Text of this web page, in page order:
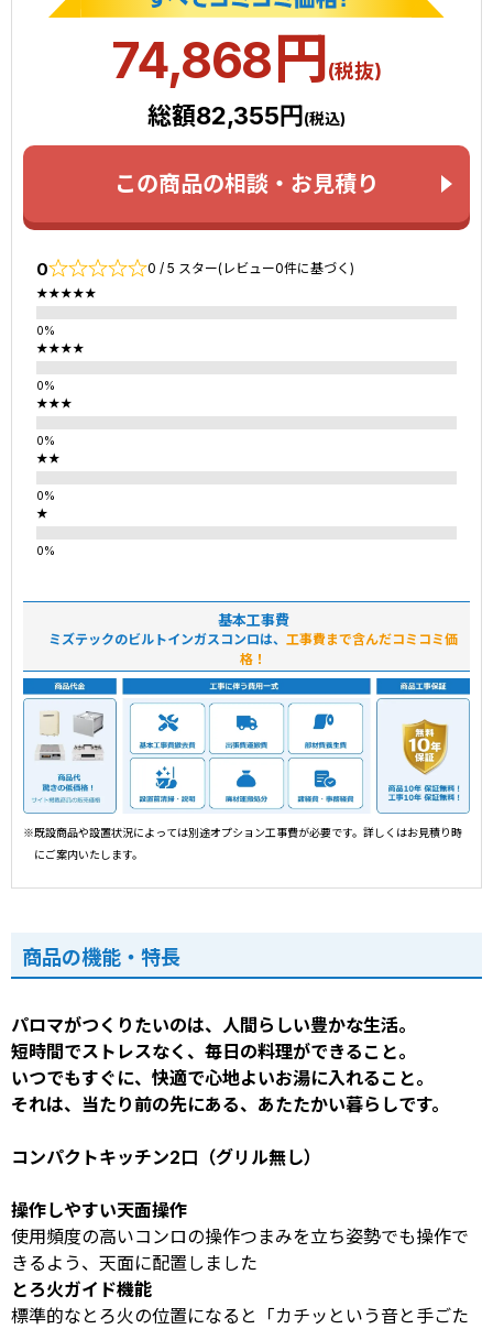
74,868 円(税抜)
総額82,355円 (税込)
この商品の相談・お見積り
0 0 / 5 スター(レビュー0件に基づく)
★★★★★
★★★★
★★★
★★
★
基本工事費
ミズテックのビルトインガスコンロは、 工事費まで含んだコミコミ価
格！
※既設商品や設置状況によっては別途オプション工事費が必要です。詳しくはお見積り時
にご案内いたします。
商品の機能・特長
パロマがつくりたいのは、人間らしい豊かな生活。
短時間でストレスなく、毎日の料理ができること。
いつでもすぐに、快適で心地よいお湯に入れること。
それは、当たり前の先にある、あたたかい暮らしです。
コンパクトキッチン2口（グリル無し）
操作しやすい天面操作
使用頻度の高いコンロの操作つまみを立ち姿勢でも操作で
きるよう、天面に配置しました
とろ火ガイド機能
標準的なとろ火の位置になると「カチッという音と手ごた